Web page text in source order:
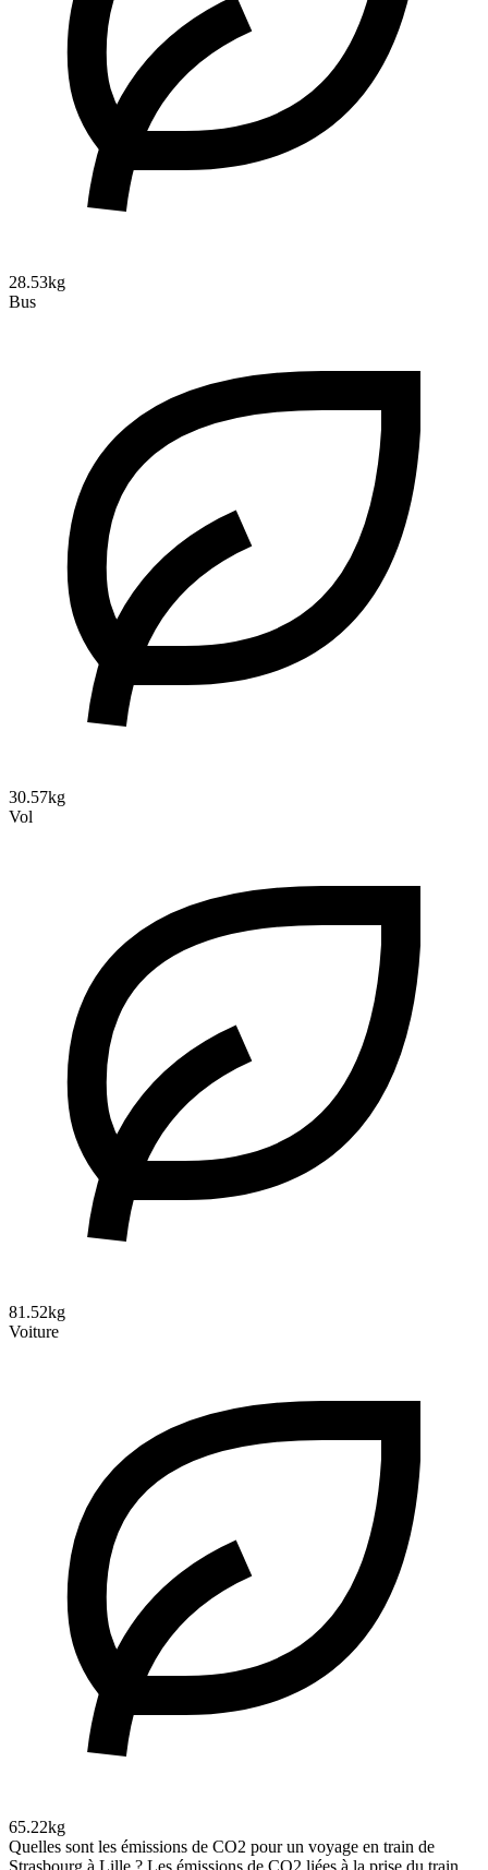
28.53kg
Bus
30.57kg
Vol
81.52kg
Voiture
65.22kg
Quelles sont les émissions de CO2 pour un voyage en train de
Strasbourg à Lille ? Les émissions de CO2 liées à la prise du train